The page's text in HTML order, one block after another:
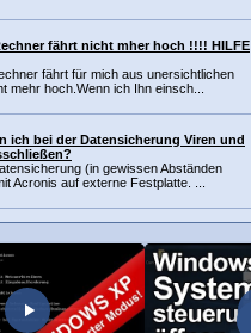
fährt nicht mher hoch !!!! HILFE
fährt für mich aus unersichtlichen
mehr hoch.Wenn ich Ihn einsch...
ich bei der Datensicherung Viren und
(in gewissen Abständen
Acronis auf externe Festplatte. ...